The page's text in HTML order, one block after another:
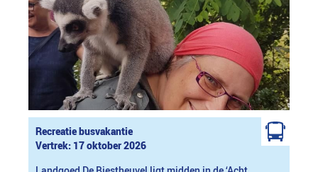
Recreatie busvakantie
Vertrek: 17 oktober 2026